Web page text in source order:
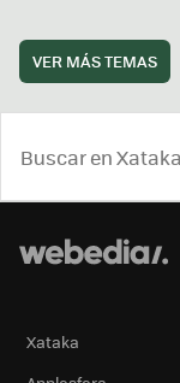
VER MÁS TEMAS
Xataka